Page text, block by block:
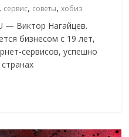
, сервис, советы,хобиз
— Виктор Нагайцев.
бизнесом с 19 лет,
сервисов, успешно